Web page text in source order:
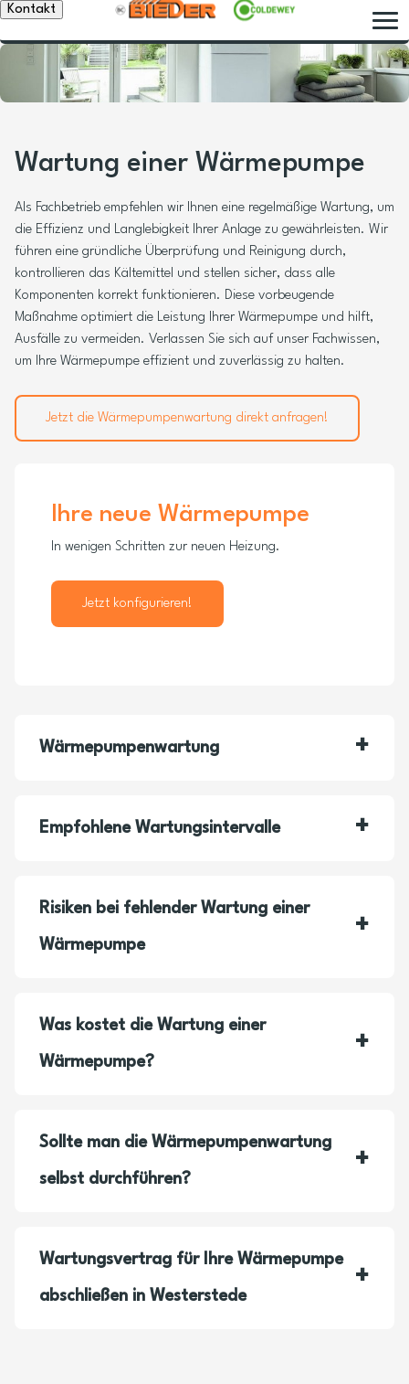
Kontakt
Wartung einer Wärmepumpe
Als Fachbetrieb empfehlen wir Ihnen eine regelmäßige Wartung, um
die Effizienz und Langlebigkeit Ihrer Anlage zu gewährleisten. Wir
führen eine gründliche Überprüfung und Reinigung durch,
kontrollieren das Kältemittel und stellen sicher, dass alle
Komponenten korrekt funktionieren. Diese vorbeugende
Maßnahme optimiert die Leistung Ihrer Wärmepumpe und hilft,
Ausfälle zu vermeiden. Verlassen Sie sich auf unser Fachwissen,
um Ihre Wärmepumpe effizient und zuverlässig zu halten.
Jetzt die Wärmepumpenwartung direkt anfragen!
Ihre neue Wärmepumpe
In wenigen Schritten zur neuen Heizung.
Jetzt konfigurieren!
Wärmepumpenwartung
Empfohlene Wartungsintervalle
Risiken bei fehlender Wartung einer
Wärmepumpe
Was kostet die Wartung einer
Wärmepumpe?
Sollte man die Wärmepumpenwartung
selbst durchführen?
Wartungsvertrag für Ihre Wärmepumpe
abschließen in Westerstede